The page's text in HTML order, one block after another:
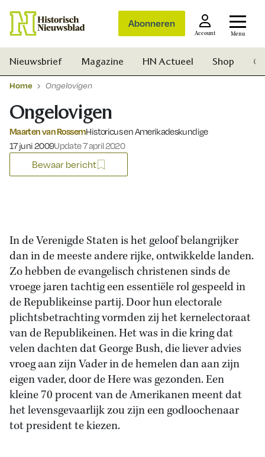
Abonneren
Account Menu
Zoek
Nieuwsbrief Magazine HN Actueel Shop
Home Ongelovigen
Ongelovigen
Maarten van RossemHistoricus en Amerikadeskundige
Gepubliceerd op:
17 juni 2009Update 7 april 2020
Bewaar bericht
In de Verenigde Staten is het geloof belangrijker
dan in de meeste andere rijke, ontwikkelde landen.
Zo hebben de evangelisch christenen sinds de
vroege jaren tachtig een essentiële rol gespeeld in
de Republikeinse partij. Door hun electorale
plichtsbetrachting vormden zij het kernelectoraat
van de Republikeinen. Het was in die kring dat
velen dachten dat George Bush, die liever advies
vroeg aan zijn Vader in de hemelen dan aan zijn
eigen vader, door de Here was gezonden. Een
kleine 70 procent van de Amerikanen meent dat
het levensgevaarlijk zou zijn een godloochenaar
tot president te kiezen.